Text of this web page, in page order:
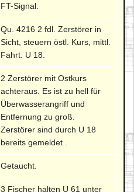
FT-Signal.
Qu. 4216 2 fdl. Zerstörer in
Sicht, steuern östl. Kurs, mittl.
Fahrt. U 18.
2 Zerstörer mit Ostkurs
achteraus. Es ist zu hell für
Überwasserangriff und
Entfernung zu groß.
Zerstörer sind durch U 18
bereits gemeldet .
Getaucht.
3 Fischer halten U 61 unter